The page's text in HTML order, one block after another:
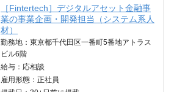
［Fintertech］デジタルアセット金融事
業の事業企画・開発担当（システム系人
材）
勤務地：東京都千代田区一番町5番地アトラス
ビル6階
給与： 応相談
雇用形態：正社員